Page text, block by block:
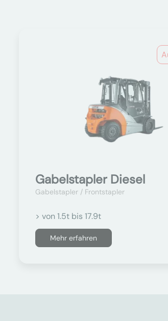
Gabelstapler Diesel
Gabelstapler / Frontstapler
> von 1.5t bis 17.9t
Mehr erfahren